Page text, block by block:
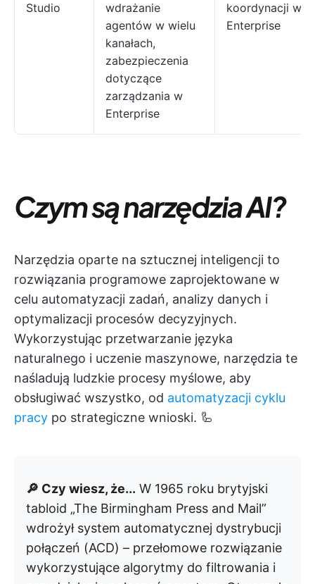
Studio
wdrażanie
agentów w wielu
kanałach,
zabezpieczenia
dotyczące
zarządzania w
Enterprise
koordynacji w
Enterprise
Czym są narzędzia AI?
Narzędzia oparte na sztucznej inteligencji to
rozwiązania programowe zaprojektowane w
celu automatyzacji zadań, analizy danych i
optymalizacji procesów decyzyjnych.
Wykorzystując przetwarzanie języka
naturalnego i uczenie maszynowe, narzędzia te
naśladują ludzkie procesy myślowe, aby
obsługiwać wszystko, od automatyzacji cyklu
pracy po strategiczne wnioski. 🦾
🔎 Czy wiesz, że... W 1965 roku brytyjski
tabloid „The Birmingham Press and Mail”
wdrożył system automatycznej dystrybucji
połączeń (ACD) – przełomowe rozwiązanie
wykorzystujące algorytmy do filtrowania i